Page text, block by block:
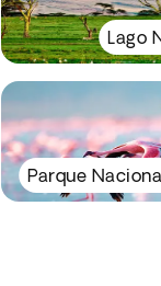
Lago
Parque